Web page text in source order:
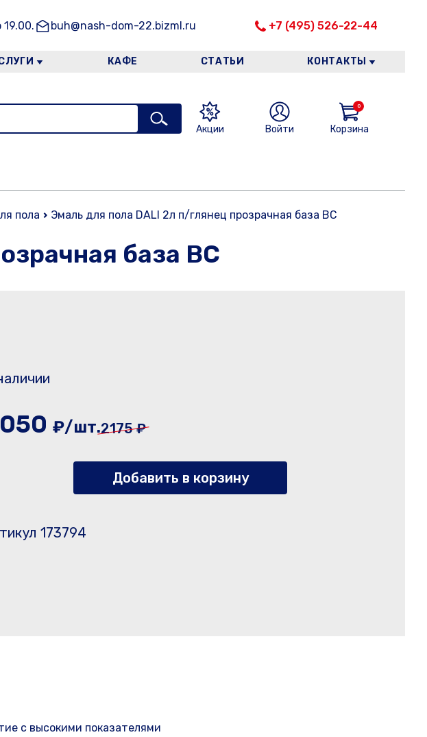
buh@nash-dom-22.bizml.ru +7 (495) 526-22-44
КАФЕ СТАТЬИ КОНТАКТЫ
Акции Войти Корзина
0
пола Эмаль для пола DALI 2л п/глянец прозрачная база BС
база BС
₽/шт.2175 ₽
Добавить в корзину
173794
с высокими показателями